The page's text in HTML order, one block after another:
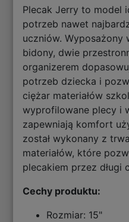
Plecak Jerry to model
potrzeb nawet
uczniów. Wyposażony
bidony, dwie
organizerem
potrzeb dziecka i
ciężar materiałów
wyprofilowane plecy i
zapewniają komfort
został wykonany z
materiałów, które
plecakiem przez długi
Cechy produktu:
Rozmiar: 15"